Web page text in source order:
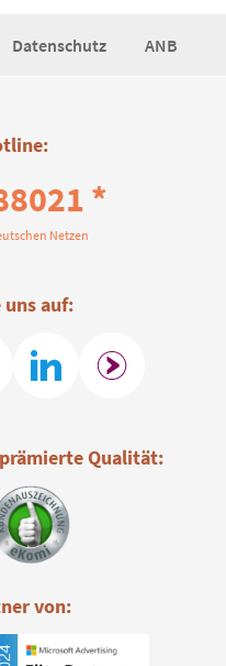
Datenschutz ANB
*
Netzen
uns auf:
Qualität:
von: